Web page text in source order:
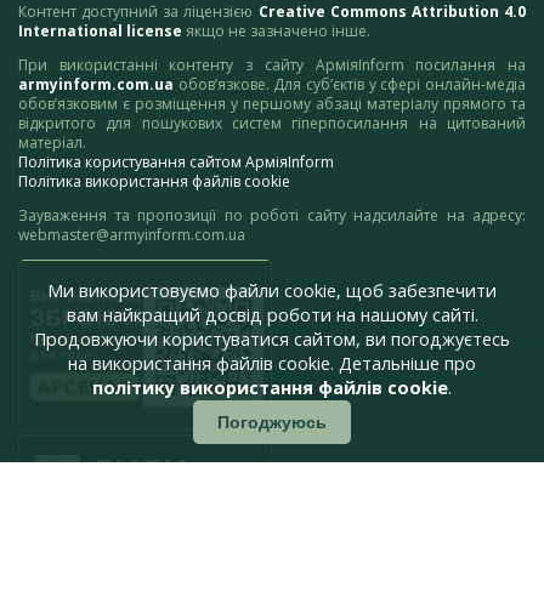
Контент доступний за ліцензією Creative Commons Attribution 4.0
International license якщо не зазначено інше.
При використанні контенту з сайту АрміяInform посилання на
armyinform.com.ua обов’язкове. Для суб’єктів у сфері онлайн-медіа
обов’язковим є розміщення у першому абзаці матеріалу прямого та
відкритого для пошукових систем гіперпосилання на цитований
матеріал.
Політика користування сайтом АрміяInform
Політика використання файлів cookie
Зауваження та пропозиції по роботі сайту надсилайте на адресу:
webmaster@armyinform.com.ua
Ми використовуємо файли cookie, щоб забезпечити
вам найкращий досвід роботи на нашому сайті.
Продовжуючи користуватися сайтом, ви погоджуєтесь
на використання файлів cookie. Детальніше про
політику використання файлів cookie.
Погоджуюсь